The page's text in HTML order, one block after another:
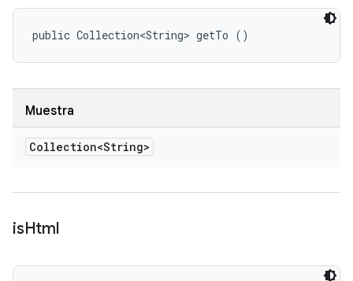
public Collection<String> getTo ()
Muestra
Collection<String>
isHtml